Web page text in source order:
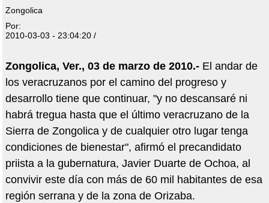
Zongolica
Por:
2010-03-03 - 23:04:20 /
Zongolica, Ver., 03 de marzo de 2010.- El andar de
los veracruzanos por el camino del progreso y
desarrollo tiene que continuar, "y no descansaré ni
habrá tregua hasta que el último veracruzano de la
Sierra de Zongolica y de cualquier otro lugar tenga
condiciones de bienestar", afirmó el precandidato
priista a la gubernatura, Javier Duarte de Ochoa, al
convivir este día con más de 60 mil habitantes de esa
región serrana y de la zona de Orizaba.